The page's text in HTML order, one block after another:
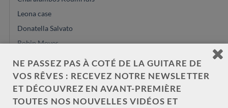
Leona case
Donatella Salvato
Robin Moyes
François Régis Léonard
David Pelter
Dan Kellaway
NE PASSEZ PAS À COTÉ DE LA GUITARE DE
VOS RÊVES : RECEVEZ NOTRE NEWSLETTER
ET DÉCOUVREZ EN AVANT-PREMIÈRE
TOUTES NOS NOUVELLES VIDÉOS ET